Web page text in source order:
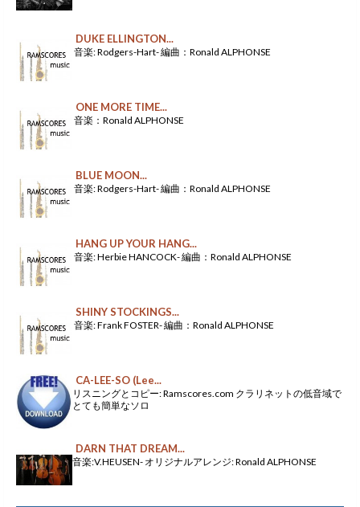
DUKE ELLINGTON...
音楽: Rodgers-Hart- 編曲：Ronald ALPHONSE
ONE MORE TIME...
音楽：Ronald ALPHONSE
BLUE MOON...
音楽: Rodgers-Hart- 編曲：Ronald ALPHONSE
HANG UP YOUR HANG...
音楽: Herbie HANCOCK- 編曲：Ronald ALPHONSE
SHINY STOCKINGS...
音楽: Frank FOSTER- 編曲：Ronald ALPHONSE
CA-LEE-SO (Lee...
リスニングとコピー: Ramscores.com クラリネットの低音域で
とても簡単なソロ
DARN THAT DREAM...
音楽:V.HEUSEN- オリジナルアレンジ: Ronald ALPHONSE